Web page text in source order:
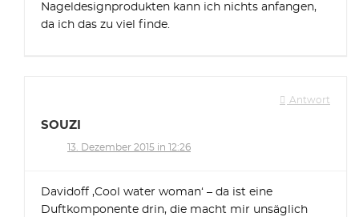
Nageldesignprodukten kann ich nichts anfangen,
da ich das zu viel finde.
Antwort
SOUZI
13. Dezember 2015 in 12:26
Davidoff ‚Cool water woman‘ – da ist eine
Duftkomponente drin, die macht mir unsäglich